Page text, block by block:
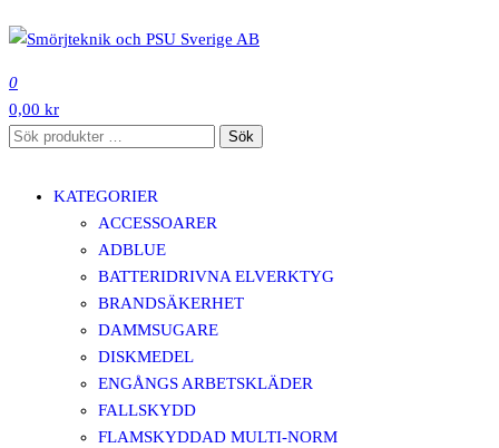
till
innehåll
0
0,00 kr
Sök
Sök
KATEGORIER
ACCESSOARER
ADBLUE
BATTERIDRIVNA ELVERKTYG
BRANDSÄKERHET
DAMMSUGARE
DISKMEDEL
ENGÅNGS ARBETSKLÄDER
FALLSKYDD
FLAMSKYDDAD MULTI-NORM